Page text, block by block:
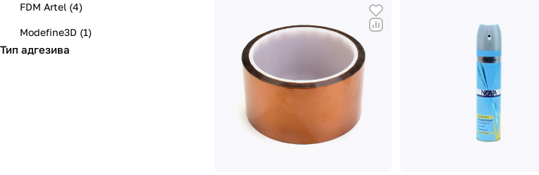
FDM Artel (4)
Modefine3D (1)
Тип адгезива